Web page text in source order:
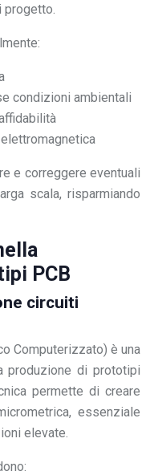
progetto.
condizioni ambientali
e correggere eventuali
scala, risparmiando
PCB
circuiti
Computerizzato) è una
produzione di prototipi
permette di creare
essenziale
elevate.